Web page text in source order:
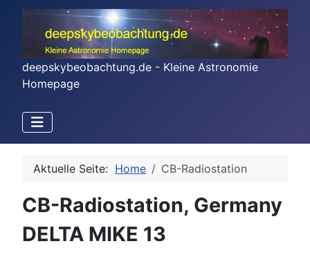
deepskybeobachtung.de - Kleine Astronomie
Homepage
Aktuelle Seite: Home CB-Radiostation
CB-Radiostation, Germany
DELTA MIKE 13